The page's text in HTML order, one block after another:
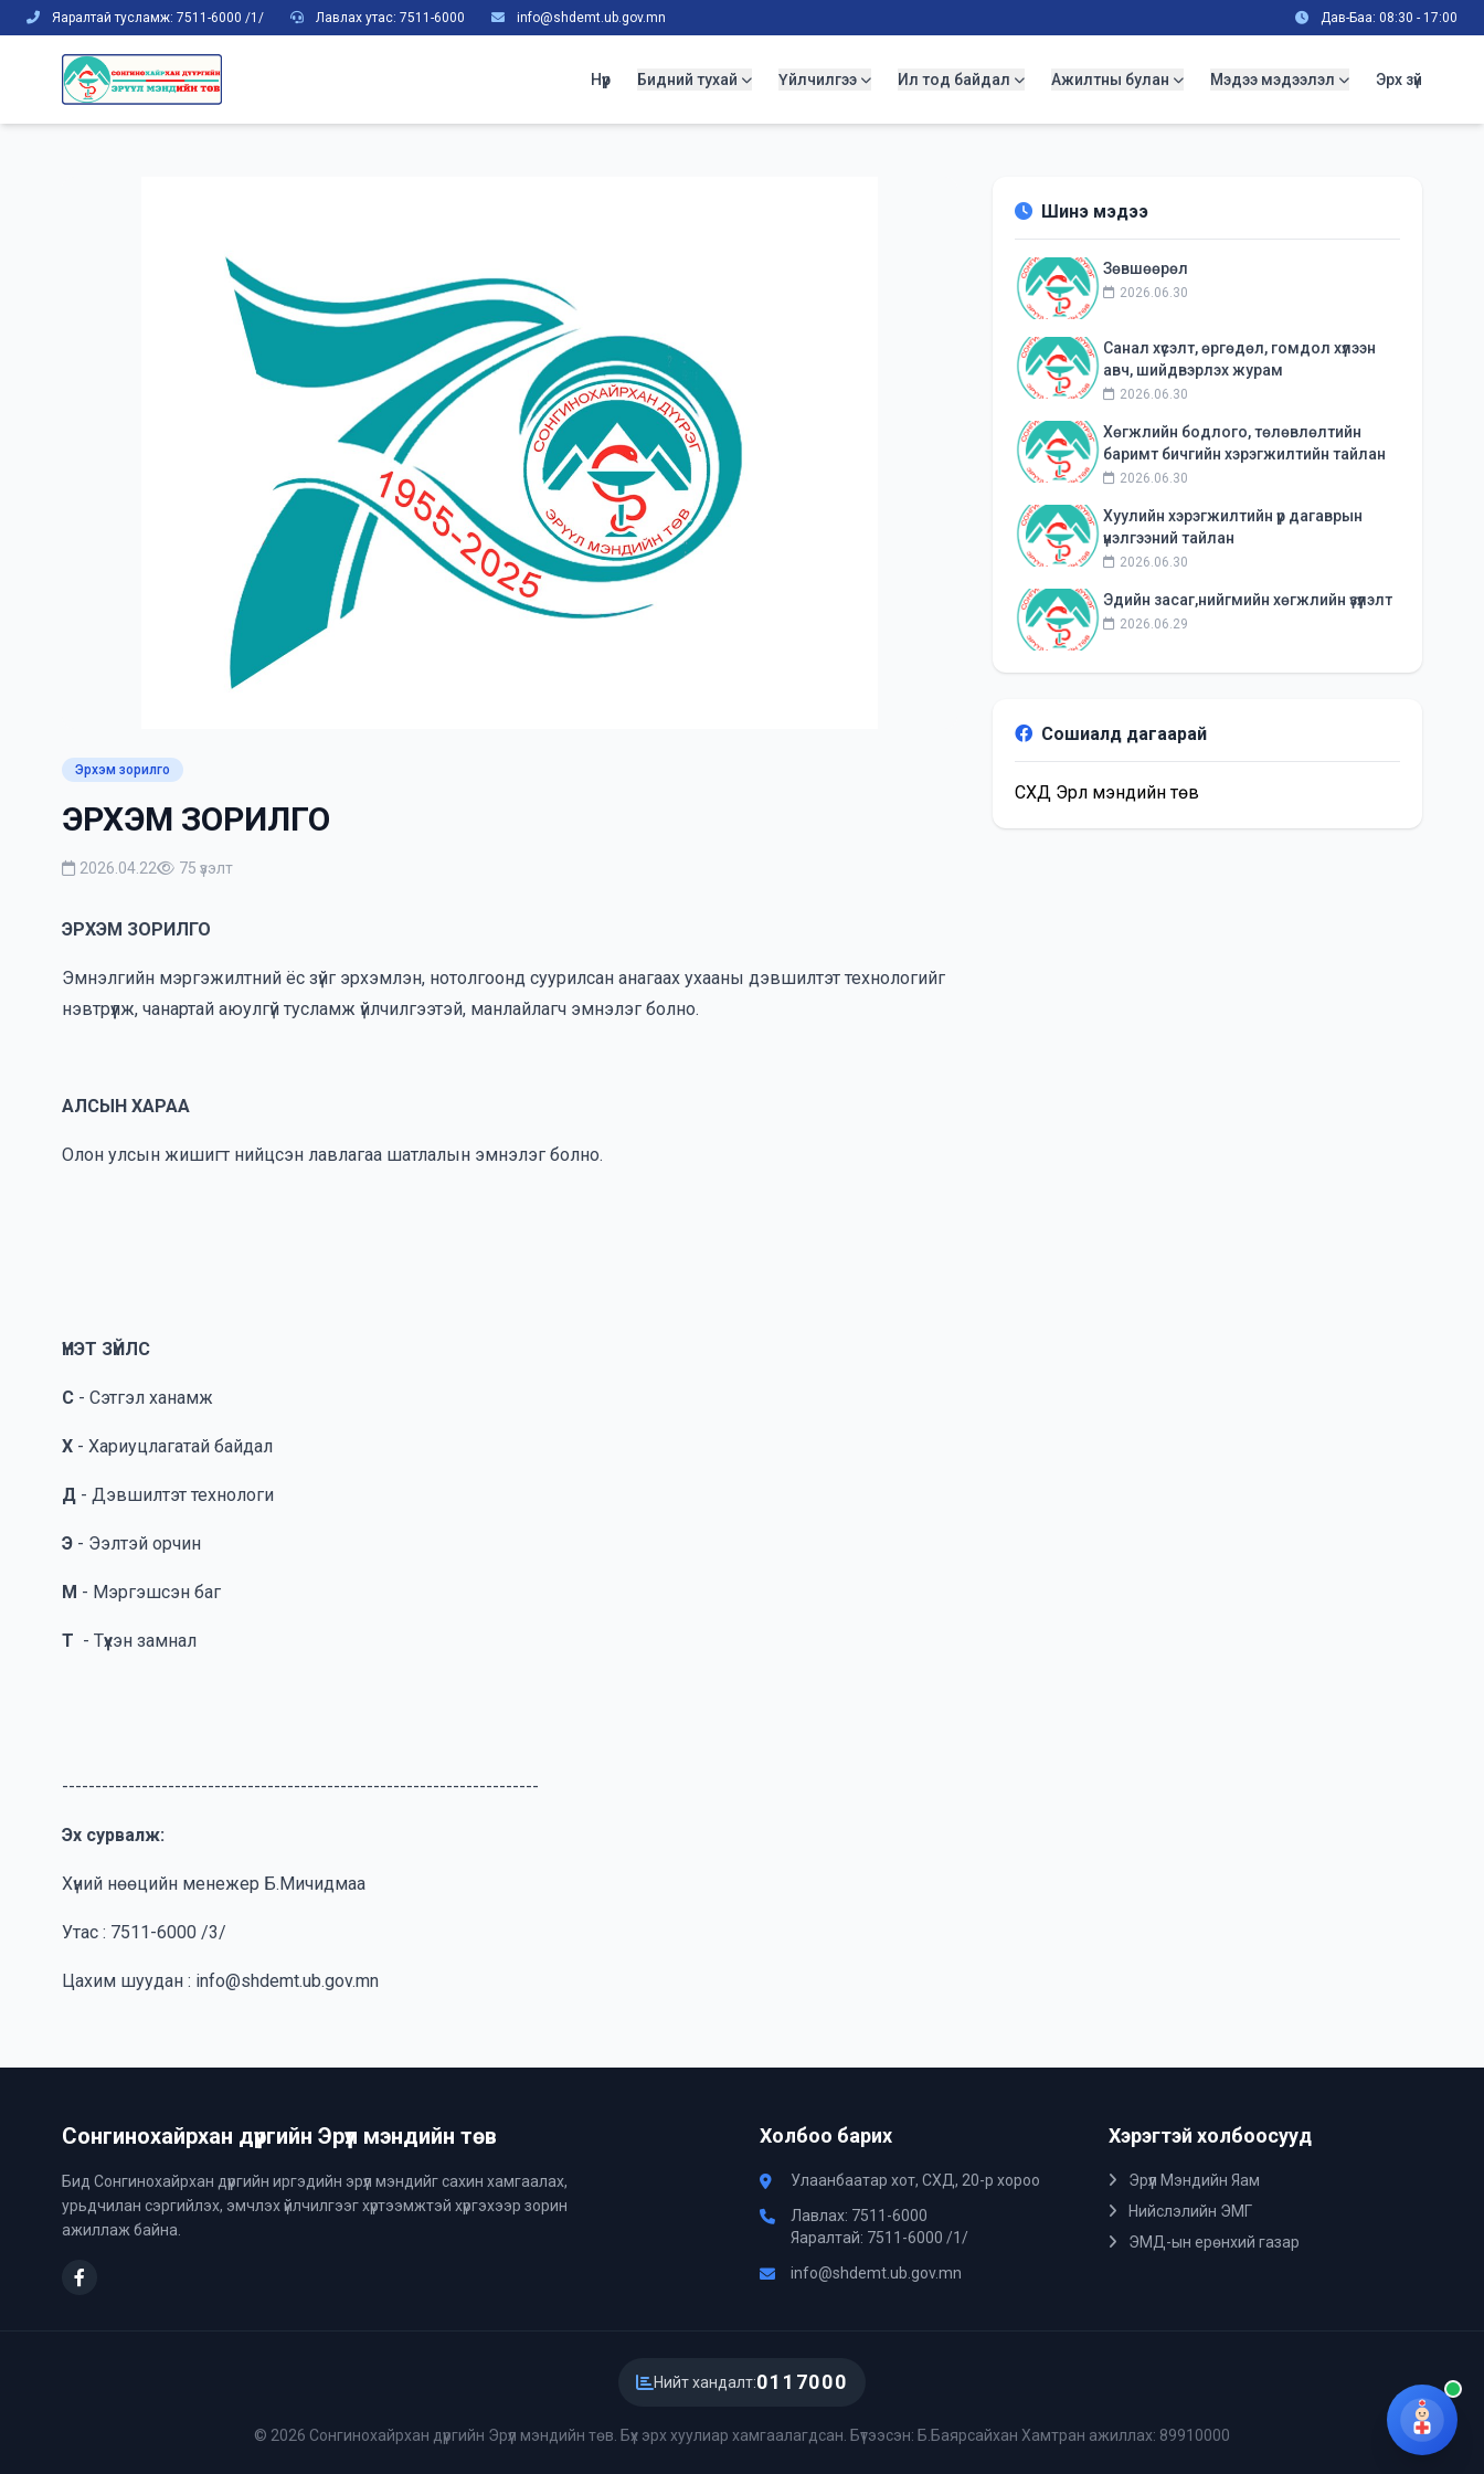
Яаралтай тусламж: 7511-6000 /1/ Лавлах утас: 7511-6000 info@shdemt.ub.gov.mn Дав-Баа: 08:30 - 17:00
Нүүр Бидний тухай Үйлчилгээ Ил тод байдал Ажилтны булан Мэдээ мэдээлэл Эрх зүй
Эрхэм зорилго
ЭРХЭМ ЗОРИЛГО
2026.04.22 75 үзэлт
ЭРХЭМ ЗОРИЛГО
Эмнэлгийн мэргэжилтний ёс зүйг эрхэмлэн, нотолгоонд суурилсан анагаах ухааны дэвшилтэт технологийг
нэвтрүүлж, чанартай аюулгүй тусламж үйлчилгээтэй, манлайлагч эмнэлэг болно.
АЛСЫН ХАРАА
Олон улсын жишигт нийцсэн лавлагаа шатлалын эмнэлэг болно.
ҮНЭТ ЗҮЙЛС
С - Сэтгэл ханамж
Х - Хариуцлагатай байдал
Д - Дэвшилтэт технологи
Э - Ээлтэй орчин
М - Мэргэшсэн баг
Т - Түүхэн замнал
------------------------------------------------------------------------
Эх сурвалж:
Хүний нөөцийн менежер Б.Мичидмаа
Утас : 7511-6000 /3/
Цахим шуудан : info@shdemt.ub.gov.mn
Шинэ мэдээ
Зөвшөөрөл
2026.06.30
Санал хүсэлт, өргөдөл, гомдол хүлээн
авч, шийдвэрлэх журам
2026.06.30
Хөгжлийн бодлого, төлөвлөлтийн
баримт бичгийн хэрэгжилтийн тайлан
2026.06.30
Хуулийн хэрэгжилтийн үр дагаврын
үнэлгээний тайлан
2026.06.30
Эдийн засаг,нийгмийн хөгжлийн үзүүлэлт
2026.06.29
Сошиалд дагаарай
СХД Эрүүл мэндийн төв
Сонгинохайрхан дүүргийн Эрүүл мэндийн төв
Бид Сонгинохайрхан дүүргийн иргэдийн эрүүл мэндийг сахин хамгаалах,
урьдчилан сэргийлэх, эмчлэх үйлчилгээг хүртээмжтэй хүргэхээр зорин
ажиллаж байна.
Холбоо барих
Улаанбаатар хот, СХД, 20-р хороо
Лавлах: 7511-6000
Яаралтай: 7511-6000 /1/
info@shdemt.ub.gov.mn
Хэрэгтэй холбоосууд
Эрүүл Мэндийн Яам
Нийслэлийн ЭМГ
ЭМД-ын ерөнхий газар
Нийт хандалт:0117000
© 2026 Сонгинохайрхан дүүргийн Эрүүл мэндийн төв. Бүх эрх хуулиар хамгаалагдсан. Бүтээсэн: Б.Баярсайхан Хамтран ажиллах: 89910000